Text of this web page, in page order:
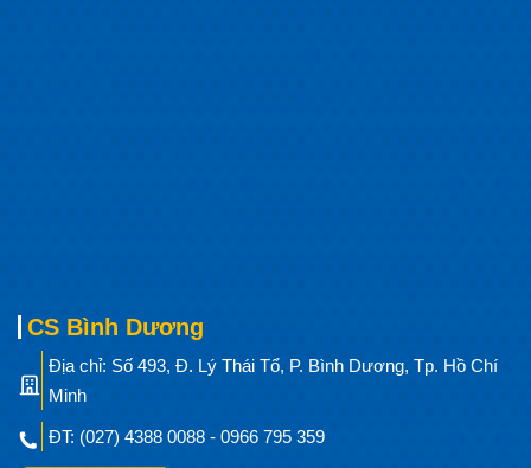
CS Bình Dương
Địa chỉ: Số 493, Đ. Lý Thái Tổ, P. Bình Dương, Tp. Hồ Chí
Minh
ĐT: (027) 4388 0088 - 0966 795 359